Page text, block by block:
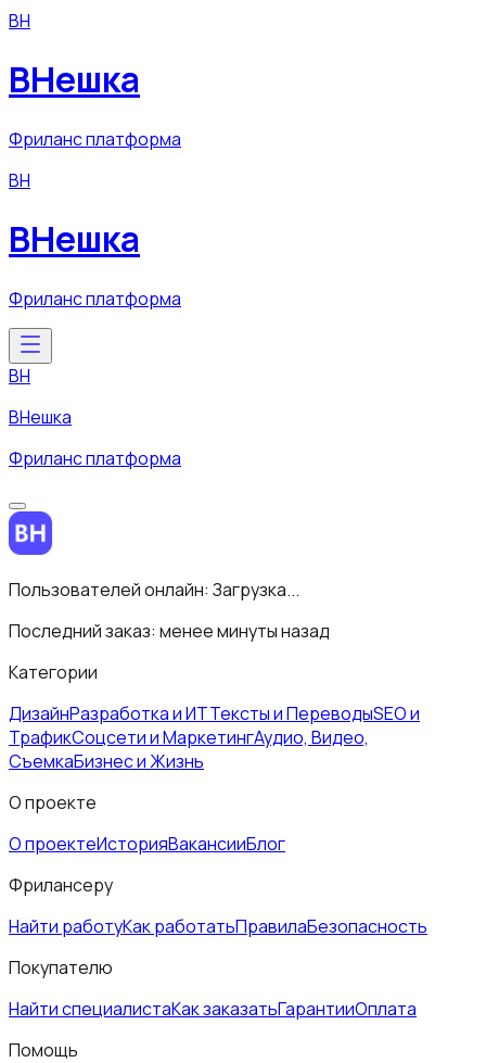
ВН
ВНешка
Фриланс платформа
ВН
ВНешка
Фриланс платформа
ВН
ВНешка
Фриланс платформа
Пользователей онлайн: Загрузка...
Последний заказ: менее минуты назад
Категории
ДизайнРазработка и ИТТексты и ПереводыSEO и
ТрафикСоцсети и МаркетингАудио, Видео,
СъемкаБизнес и Жизнь
О проекте
О проектеИсторияВакансииБлог
Фрилансеру
Найти работуКак работатьПравилаБезопасность
Покупателю
Найти специалистаКак заказатьГарантииОплата
Помощь